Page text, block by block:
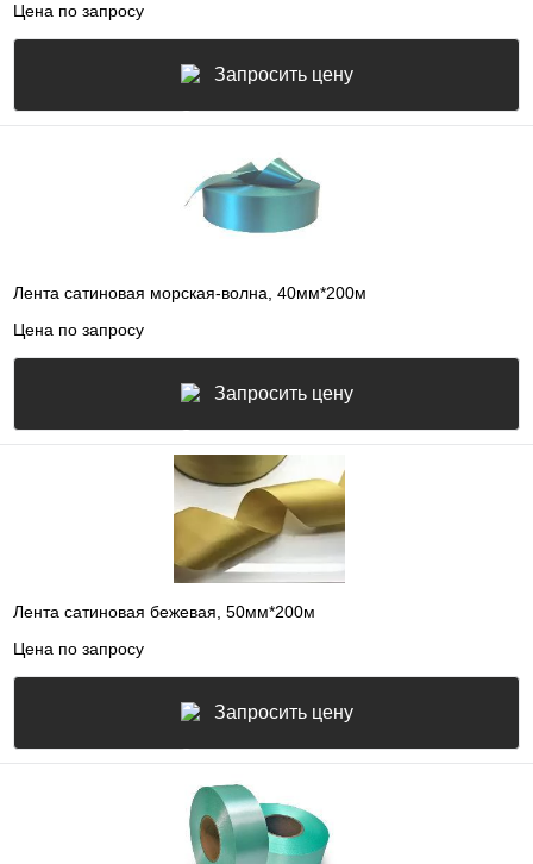
Цена по запросу
Запросить цену
Лента сатиновая морская-волна, 40мм*200м
Цена по запросу
Запросить цену
Лента сатиновая бежевая, 50мм*200м
Цена по запросу
Запросить цену